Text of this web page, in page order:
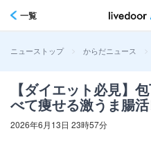
一覧
ニューストップ > からだニュース >
【ダイエット必見】
べて痩せる激うま腸
2026年6月13日 23時57分